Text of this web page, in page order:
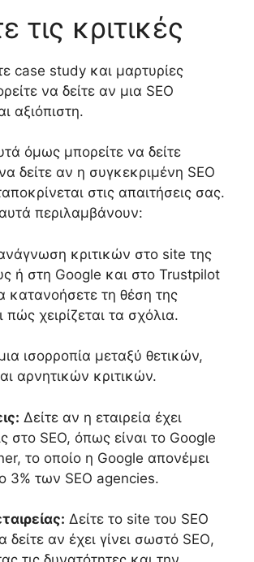
τις κριτικές
case study και μαρτυρίες
να δείτε αν μια SEO
αξιόπιστη.
όμως μπορείτε να δείτε
δείτε αν η συγκεκριμένη SEO
στις απαιτήσεις σας.
περιλαμβάνουν:
κριτικών στο site της
ή στη Google και στο Trustpilot
κατανοήσετε τη θέση της
πώς χειρίζεται τα σχόλια.
ισορροπία μεταξύ θετικών,
αρνητικών κριτικών.
Δείτε αν η εταιρεία έχει
στο SEO, όπως είναι το Google
το οποίο η Google απονέμει
3% των SEO agencies.
Δείτε το site του SEO
δείτε αν έχει γίνει σωστό SEO,